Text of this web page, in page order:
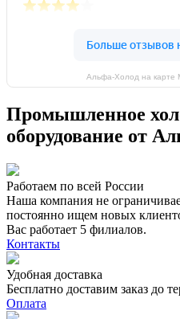
Альфа-Холод на карте
Промышленное
оборудование от
Работаем по всей России
Наша компания не
постоянно ищем новых
Вас работает 5 филиалов.
Контакты
Удобная доставка
Бесплатно доставим заказ до
Оплата